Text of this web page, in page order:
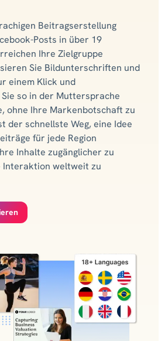
Beitragserstellung
Posts in über 19
Ihre Zielgruppe
Sie Bildunterschriften und
einem Klick und
so in der Muttersprache
ohne Ihre Markenbotschaft zu
der schnellste Weg, eine Idee
für jede Region
Inhalte zugänglicher zu
Interaktion weltweit zu